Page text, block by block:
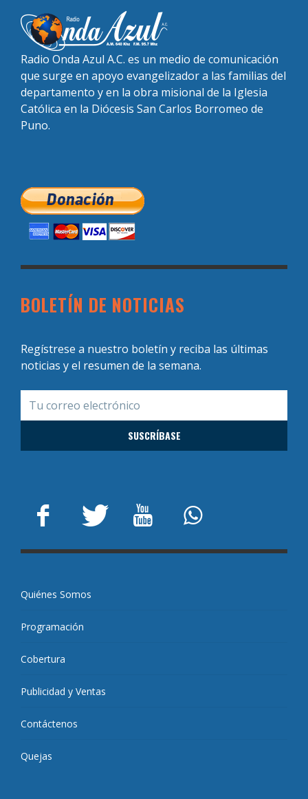
Radio Onda Azul A.C. es un medio de comunicación
que surge en apoyo evangelizador a las familias del
departamento y en la obra misional de la Iglesia
Católica en la Diócesis San Carlos Borromeo de
Puno.
BOLETÍN DE NOTICIAS
Regístrese a nuestro boletín y reciba las últimas
noticias y el resumen de la semana.
Quiénes Somos
Programación
Cobertura
Publicidad y Ventas
Contáctenos
Quejas